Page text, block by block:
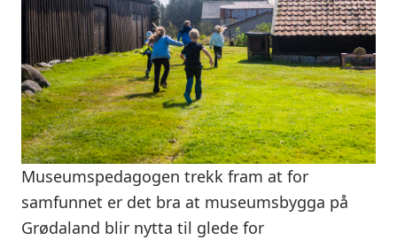
Museumspedagogen trekk fram at for
samfunnet er det bra at museumsbygga på
Grødaland blir nytta til glede for